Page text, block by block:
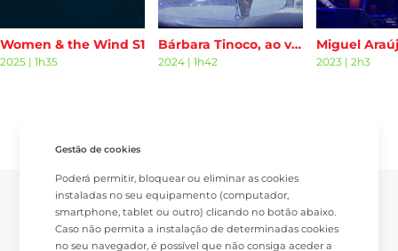
Women & the Wind S1
2025 | 1h35
Bárbara Tinoco, ao vivo no Campo Pequeno S1
2024 |1h42 2023 |2h3
Gestão de cookies
Poderá permitir, bloquear ou eliminar as cookies
instaladas no seu equipamento (computador,
smartphone, tablet ou outro) clicando no botão abaixo.
Caso não permita a instalação de determinadas cookies
no seu navegador, é possível que não consiga aceder a